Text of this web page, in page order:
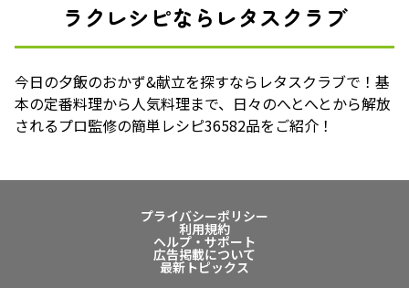
ラクレシピならレタスクラブ
今日の夕飯のおかず&献立を探すならレタスクラブで！基
本の定番料理から人気料理まで、日々のへとへとから解放
されるプロ監修の簡単レシピ36582品をご紹介！
プライバシーポリシー
利用規約
ヘルプ・サポート
広告掲載について
最新トピックス